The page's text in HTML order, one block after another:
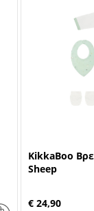
KikkaBoo
Sheep
€ 24,90